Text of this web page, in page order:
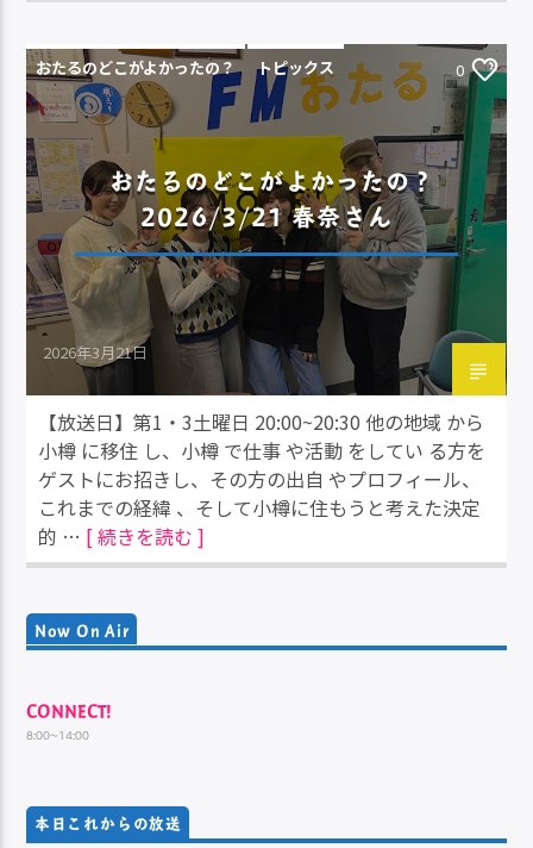
おたるのどこがよかったの？ トピックス 0
おたるのどこがよかったの？
2026/3/21 春奈さん
2026年3月21日
【放送日】第1・3土曜日 20:00~20:30 他の地域 から
小樽 に移住 し、小樽 で仕事 や活動 をしてい る方を
ゲストにお招きし、その方の出自 やプロフィール、
これまでの経緯 、そして小樽に住もうと考えた決定
的 … [ 続きを読む ]
Now On Air
CONNECT!
8:00~14:00
本日これからの放送